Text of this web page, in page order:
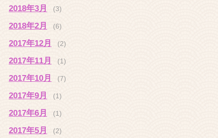
2018年3月 (3)
2018年2月 (6)
2017年12月 (2)
2017年11月 (1)
2017年10月 (7)
2017年9月 (1)
2017年6月 (1)
2017年5月 (2)